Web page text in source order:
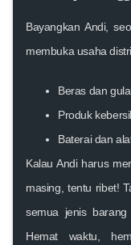
Bayangkan Andi,
membuka usaha
Beras dan gula
Produk
Baterai dan
Kalau Andi harus
masing, tentu ribet!
semua jenis
Hemat waktu,